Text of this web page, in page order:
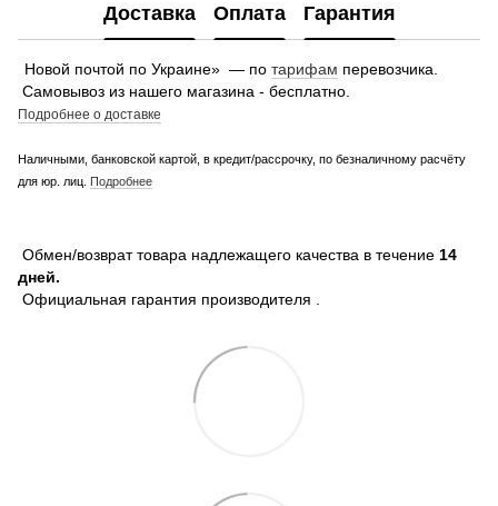
Доставка Оплата Гарантия
Новой почтой по Украине» — по тарифам перевозчика.
Самовывоз из нашего магазина - бесплатно.
Подробнее о доставке
Наличными, банковской картой, в кредит/рассрочку, по безналичному расчёту
для юр. лиц. Подробнее
Обмен/возврат товара надлежащего качества в течение 14
дней.
Официальная гарантия производителя .